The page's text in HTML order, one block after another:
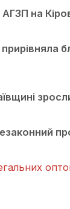
на
зросли